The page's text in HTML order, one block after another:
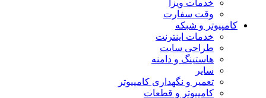
خدمات ویزا
وقت سفارت
کامپیوتر و شبکه
خدمات اینترنت
طراحی سایت
هاستینگ و دامنه
سایر
تعمیر و نگهداری کامپیوتر
کامپیوتر و قطعات